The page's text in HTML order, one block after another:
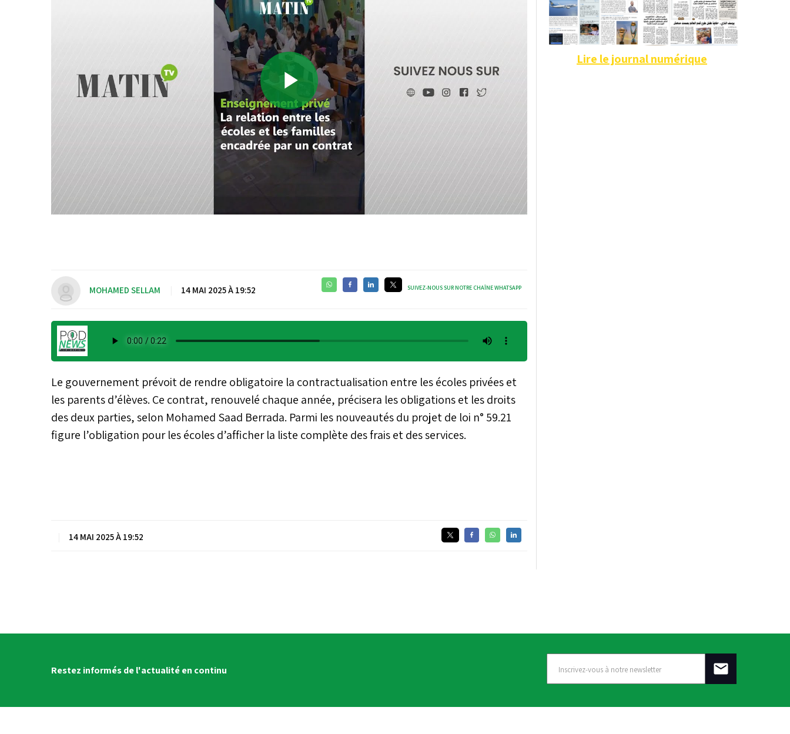
Play
Video
MOHAMED SELLAM 14 MAI 2025 À 19:52 SUIVEZ-NOUS SUR NOTRE CHAÎNE WHATSAPP
Le gouvernement prévoit de rendre obligatoire la contractualisation entre les écoles privées et
les parents d’élèves. Ce contrat, renouvelé chaque année, précisera les obligations et les droits
des deux parties, selon Mohamed Saad Berrada. Parmi les nouveautés du projet de loi n° 59.21
figure l’obligation pour les écoles d’afficher la liste complète des frais et des services.
14 MAI 2025 À 19:52
Lire le journal numérique
Restez informés de l'actualité en continu